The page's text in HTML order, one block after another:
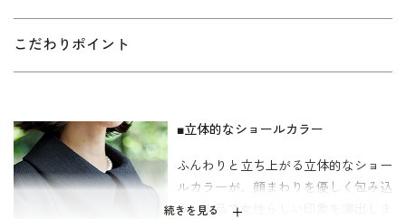
ポコポコとした表情が魅力のふくれジャカード素材を使用した、
りの折り返しデザイン。両脇ポケット付きで、秋から春まで長く
活躍する１着です。
喪服合わせとしてはもちろんのこと、セレモニーの礼服や式服、
お祝いのシーンから普段使いまで、1着あると便利な黒コートで
こだわりポイント
続きを見る
■立体的なショールカラー
ふんわりと立ち上がる立体的なショー
ルカラーが、顔まわりを優しく包み込
み、上品で女性らしい印象を演出しま